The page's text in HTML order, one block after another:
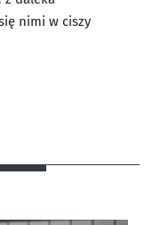
nimi w ciszy